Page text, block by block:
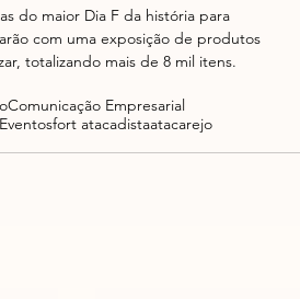
do maior Dia F da história para
com uma exposição de produtos
totalizando mais de 8 mil itens.
Comunicação Empresarial
fort atacadistaatacarejo